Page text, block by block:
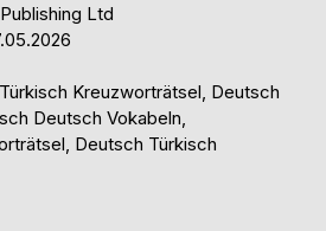
Ltd
Kreuzworträtsel, Deutsch
Deutsch Vokabeln,
Deutsch Türkisch